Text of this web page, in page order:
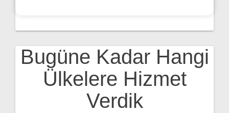
Bugüne Kadar Hangi
Ülkelere Hizmet
Verdik